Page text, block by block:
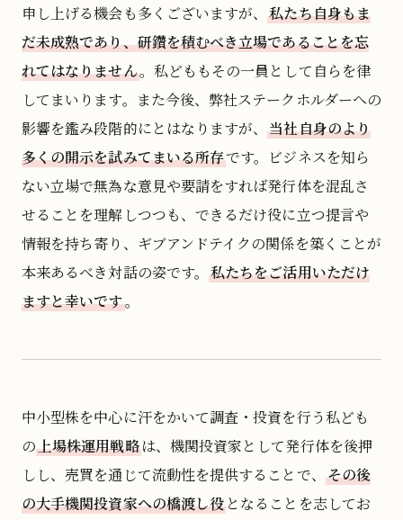
申し上げる機会も多くございますが、私たち自身もま
だ未成熟であり、研鑽を積むべき立場であることを忘
れてはなりません。私どももその一員として自らを律
してまいります。また今後、弊社ステークホルダーへの
影響を鑑み段階的にとはなりますが、当社自身のより
多くの開示を試みてまいる所存です。ビジネスを知ら
ない立場で無為な意見や要請をすれば発行体を混乱さ
せることを理解しつつも、できるだけ役に立つ提言や
情報を持ち寄り、ギブアンドテイクの関係を築くことが
本来あるべき対話の姿です。私たちをご活用いただけ
ますと幸いです。
中小型株を中心に汗をかいて調査・投資を行う私ども
の上場株運用戦略は、機関投資家として発行体を後押
しし、売買を通じて流動性を提供することで、 その後
の大手機関投資家への橋渡し役 となることを志してお